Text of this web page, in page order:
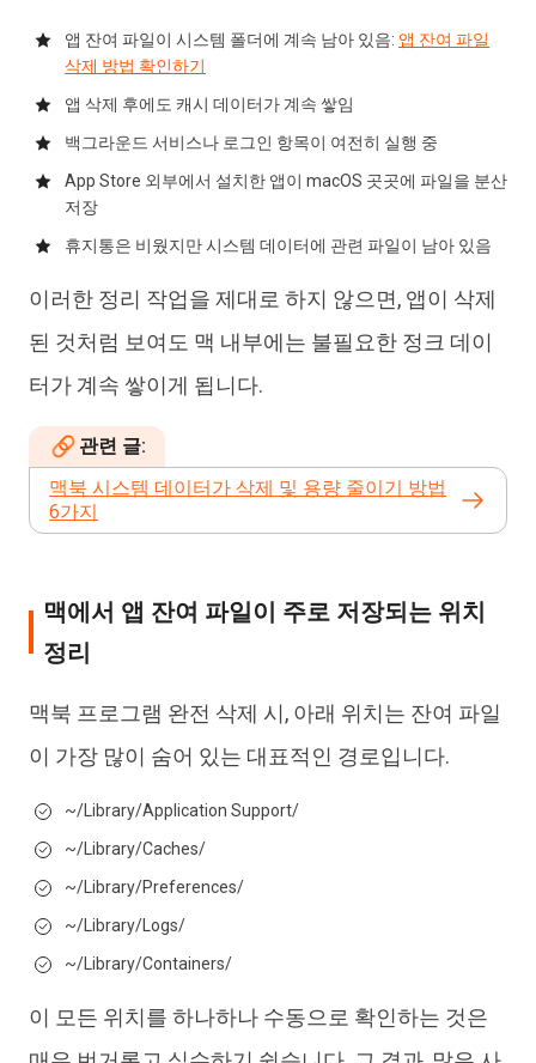
앱 잔여 파일이 시스템 폴더에 계속 남아 있음: 앱 잔여 파일
삭제 방법 확인하기
앱 삭제 후에도 캐시 데이터가 계속 쌓임
백그라운드 서비스나 로그인 항목이 여전히 실행 중
App Store 외부에서 설치한 앱이 macOS 곳곳에 파일을 분산
저장
휴지통은 비웠지만 시스템 데이터에 관련 파일이 남아 있음
이러한 정리 작업을 제대로 하지 않으면, 앱이 삭제
된 것처럼 보여도 맥 내부에는 불필요한 정크 데이
터가 계속 쌓이게 됩니다.
관련 글:
맥북 시스템 데이터가 삭제 및 용량 줄이기 방법
6가지
맥에서 앱 잔여 파일이 주로 저장되는 위치
정리
맥북 프로그램 완전 삭제 시, 아래 위치는 잔여 파일
이 가장 많이 숨어 있는 대표적인 경로입니다.
~/Library/Application Support/
~/Library/Caches/
~/Library/Preferences/
~/Library/Logs/
~/Library/Containers/
이 모든 위치를 하나하나 수동으로 확인하는 것은